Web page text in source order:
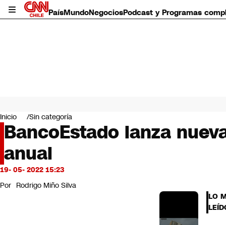
PaísMundoNegociosPodcast y Programas
Mundo
Negocios
Deportes
Programas completos
Cultura
Servicios
Bits
CNN Data
Inicio Sin categoría
BancoEstado lanza
anual
19- 05- 2022 15:23
Por Rodrigo Miño Silva
LO